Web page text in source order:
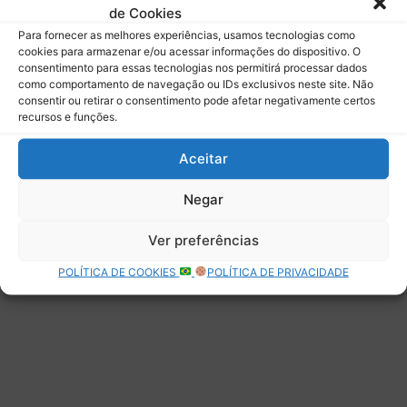
de Cookies
Para fornecer as melhores experiências, usamos tecnologias como
cookies para armazenar e/ou acessar informações do dispositivo. O
consentimento para essas tecnologias nos permitirá processar dados
como comportamento de navegação ou IDs exclusivos neste site. Não
consentir ou retirar o consentimento pode afetar negativamente certos
recursos e funções.
Aceitar
Negar
Ver preferências
POLÍTICA DE COOKIES POLÍTICA DE PRIVACIDADE
Deixe uma resposta